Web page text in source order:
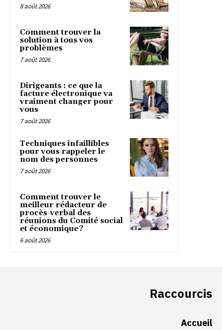
8 août 2026
Comment trouver la
solution à tous vos
problèmes
7 août 2026
Dirigeants : ce que la
facture électronique va
vraiment changer pour
vous
7 août 2026
Techniques infaillibles
pour vous rappeler le
nom des personnes
7 août 2026
Comment trouver le
meilleur rédacteur de
procès-verbal des
réunions du Comité social
et économique ?
6 août 2026
Raccourcis
Accueil